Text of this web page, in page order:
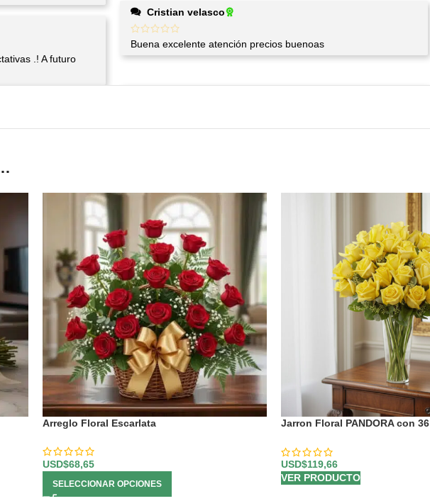
.! A futuro
Cristian velasco
Buena excelente atención precios buenoas
Arreglo Floral Escarlata
USD$68,65
SELECCIONAR OPCIONES
Jarron Floral PANDORA con
USD$119,66
VER PRODUCTO